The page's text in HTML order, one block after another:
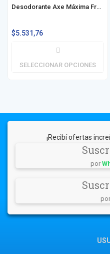
Desodorante Axe Máxima Frescura 150ml
$5.531,76
SELECCIONAR OPCIONES
¡Recibí ofertas
por